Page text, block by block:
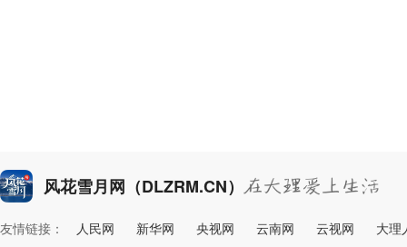
风花雪月网（DLZRM.CN）
友情链接： 人民网 新华网 央视网 云南网 云视网
大理